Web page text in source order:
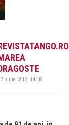
iunie 2012, 14:08